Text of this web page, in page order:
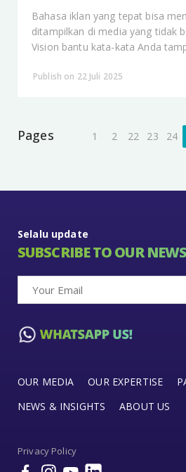
Bahasa iklan yang tepat bisa
ditampilkan di media yang tidak
Vision bantu kata-kata Anda
Publish on 22 Juli 2025
Pages 1 2 22 23 24
Selalu update
SUBSCRIBE TO OUR
OUR MEDIA OUR EXPERTISE
NEWS & INSIGHTS
ABOUT US
Privacy Policy